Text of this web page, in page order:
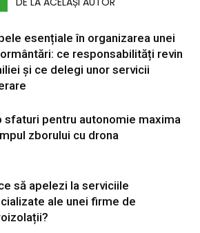
esențiale în organizarea unei
ce responsabilități revin
și ce delegi unor servicii
sfaturi pentru autonomie maxima
zborului cu drona
să apelezi la serviciile
ale unei firme de